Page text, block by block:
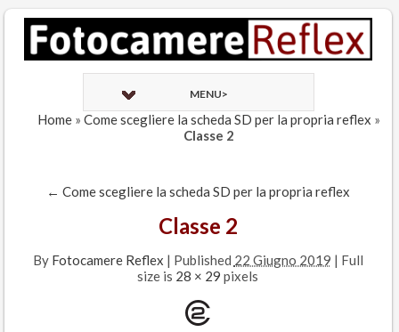
MENU>
Home» Come scegliere la scheda SD per la propria reflex »
Classe 2
← Come scegliere la scheda SD per la propria reflex
Classe 2
By Fotocamere Reflex | Published 22 Giugno 2019 | Full
size is 28 × 29 pixels